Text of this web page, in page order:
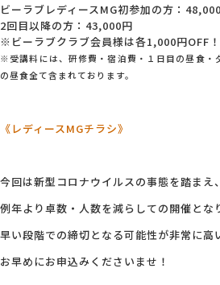
ビーラブレディースMG初参加の方：
2回目以降の方：43,000円
※ビーラブクラブ会員様は各1,000円OFF！
※ 受講料には、研修費・宿泊費・１日目の昼食・
の昼食全て含まれております。
《レディースMGチラシ》
今回は新型コロナウイルスの事態を踏まえ、
例年より卓数・人数を減らしての開催とな
早い段階での締切となる可能性が非常に高
お早めにお申込みくださいませ！